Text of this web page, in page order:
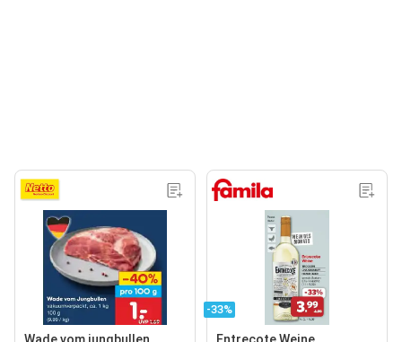
Wade vom jungbullen
-33%
Entrecote Weine